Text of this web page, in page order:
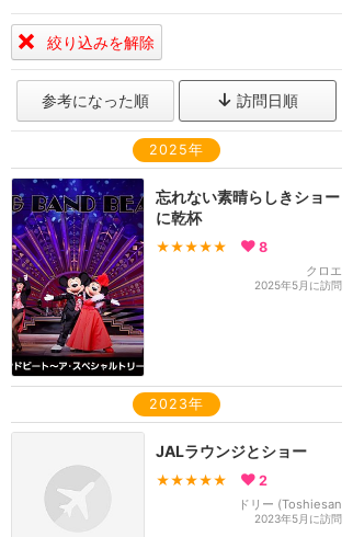
絞り込みを解除
参考になった順 訪問日順
2025年
忘れない素晴らしきショー
に乾杯
★★★★★ 8
クロエ
2025年5月に訪問
2023年
JALラウンジとショー
★★★★★ 2
ドリー (Toshiesan
2023年5月に訪問